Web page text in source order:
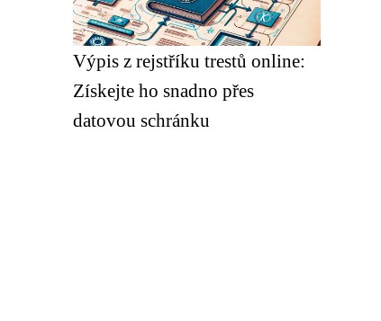
Výpis z rejstříku trestů online:
Získejte ho snadno přes
datovou schránku